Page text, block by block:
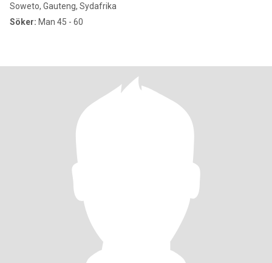
Soweto, Gauteng, Sydafrika
Söker: Man 45 - 60